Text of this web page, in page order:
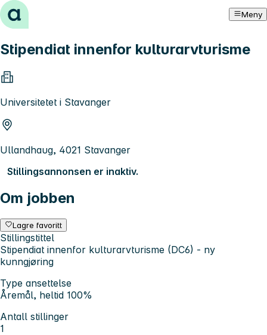
Hopp til innhold Meny
Stipendiat innenfor kulturarvturisme
Universitetet i Stavanger
Ullandhaug, 4021 Stavanger
Stillingsannonsen er inaktiv.
Om jobben
Lagre favoritt
Stillingstittel
Stipendiat innenfor kulturarvturisme (DC6) - ny
kunngjøring
Type ansettelse
Åremål, heltid 100%
Antall stillinger
1